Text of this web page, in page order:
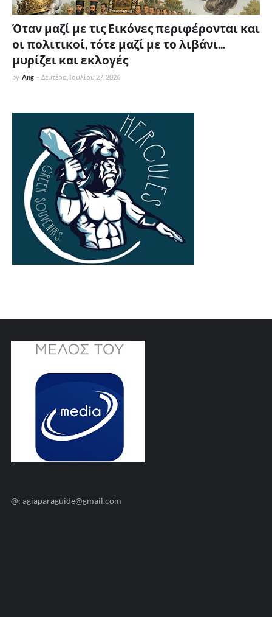
Όταν μαζί με τις Εικόνες περιφέρονται και
οι πολιτικοί, τότε μαζί με το λιβάνι...
μυρίζει και εκλογές
by Ang - Δευτέρα, Ιουλίου 27, 2026
@: agiaparaguide@gmail.com